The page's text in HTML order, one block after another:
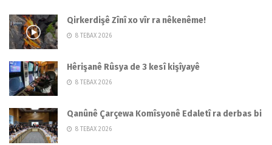
Qirkerdişê Zînî xo vîr ra nêkenême!
8 TEBAX 2026
Hêrişanê Rûsya de 3 kesî kişîyayê
8 TEBAX 2026
Qanûnê Çarçewa Komîsyonê Edaletî ra derbas bi
8 TEBAX 2026